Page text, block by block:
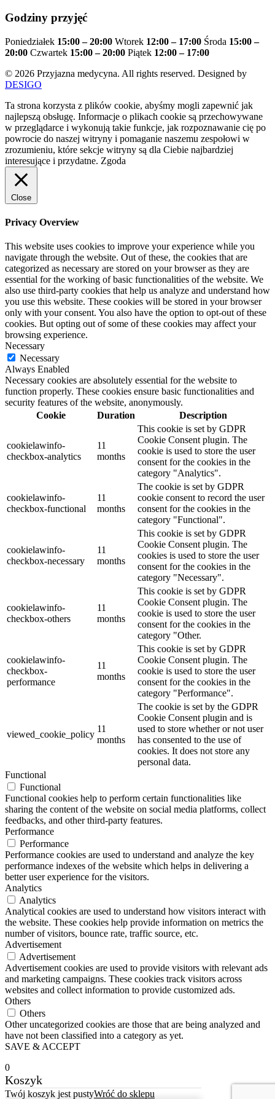
Godziny przyjęć
Poniedziałek 15:00 – 20:00 Wtorek 12:00 – 17:00 Środa 15:00 –
20:00 Czwartek 15:00 – 20:00 Piątek 12:00 – 17:00
© 2026 Przyjazna medycyna. All rights reserved. Designed by
DESIGO
Ta strona korzysta z plików cookie, abyśmy mogli zapewnić jak
najlepszą obsługę. Informacje o plikach cookie są przechowywane
w przeglądarce i wykonują takie funkcje, jak rozpoznawanie cię po
powrocie do naszej witryny i pomaganie naszemu zespołowi w
zrozumieniu, które sekcje witryny są dla Ciebie najbardziej
interesujące i przydatne. Zgoda
Close
Privacy Overview
This website uses cookies to improve your experience while you
navigate through the website. Out of these, the cookies that are
categorized as necessary are stored on your browser as they are
essential for the working of basic functionalities of the website. We
also use third-party cookies that help us analyze and understand how
you use this website. These cookies will be stored in your browser
only with your consent. You also have the option to opt-out of these
cookies. But opting out of some of these cookies may affect your
browsing experience.
Necessary
Necessary
Always Enabled
Necessary cookies are absolutely essential for the website to
function properly. These cookies ensure basic functionalities and
security features of the website, anonymously.
Cookie
Duration Description
cookielawinfo-
checkbox-analytics
11
months
This cookie is set by GDPR
Cookie Consent plugin. The
cookie is used to store the user
consent for the cookies in the
category "Analytics".
cookielawinfo-
checkbox-functional
11
months
The cookie is set by GDPR
cookie consent to record the user
consent for the cookies in the
category "Functional".
cookielawinfo-
checkbox-necessary
11
months
This cookie is set by GDPR
Cookie Consent plugin. The
cookies is used to store the user
consent for the cookies in the
category "Necessary".
cookielawinfo-
checkbox-others
11
months
This cookie is set by GDPR
Cookie Consent plugin. The
cookie is used to store the user
consent for the cookies in the
category "Other.
cookielawinfo-
checkbox-
performance
11
months
This cookie is set by GDPR
Cookie Consent plugin. The
cookie is used to store the user
consent for the cookies in the
category "Performance".
viewed_cookie_policy
11
months
The cookie is set by the GDPR
Cookie Consent plugin and is
used to store whether or not user
has consented to the use of
cookies. It does not store any
personal data.
Functional
Functional
Functional cookies help to perform certain functionalities like
sharing the content of the website on social media platforms, collect
feedbacks, and other third-party features.
Performance
Performance
Performance cookies are used to understand and analyze the key
performance indexes of the website which helps in delivering a
better user experience for the visitors.
Analytics
Analytics
Analytical cookies are used to understand how visitors interact with
the website. These cookies help provide information on metrics the
number of visitors, bounce rate, traffic source, etc.
Advertisement
Advertisement
Advertisement cookies are used to provide visitors with relevant ads
and marketing campaigns. These cookies track visitors across
websites and collect information to provide customized ads.
Others
Others
Other uncategorized cookies are those that are being analyzed and
have not been classified into a category as yet.
SAVE & ACCEPT
0
Koszyk
Twój koszyk jest pustyWróć do sklepu